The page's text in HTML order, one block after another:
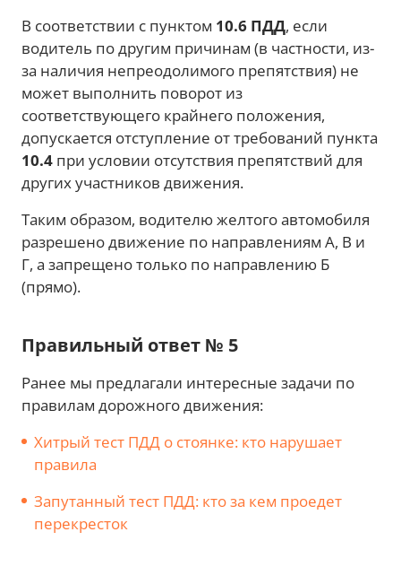
В соответствии с пунктом 10.6 ПДД, если
водитель по другим причинам (в частности, из-
за наличия непреодолимого препятствия) не
может выполнить поворот из
соответствующего крайнего положения,
допускается отступление от требований пункта
10.4 при условии отсутствия препятствий для
других участников движения.
Таким образом, водителю желтого автомобиля
разрешено движение по направлениям А, В и
Г, а запрещено только по направлению Б
(прямо).
Правильный ответ № 5
Ранее мы предлагали интересные задачи по
правилам дорожного движения:
Хитрый тест ПДД о стоянке: кто нарушает
правила
Запутанный тест ПДД: кто за кем проедет
перекресток